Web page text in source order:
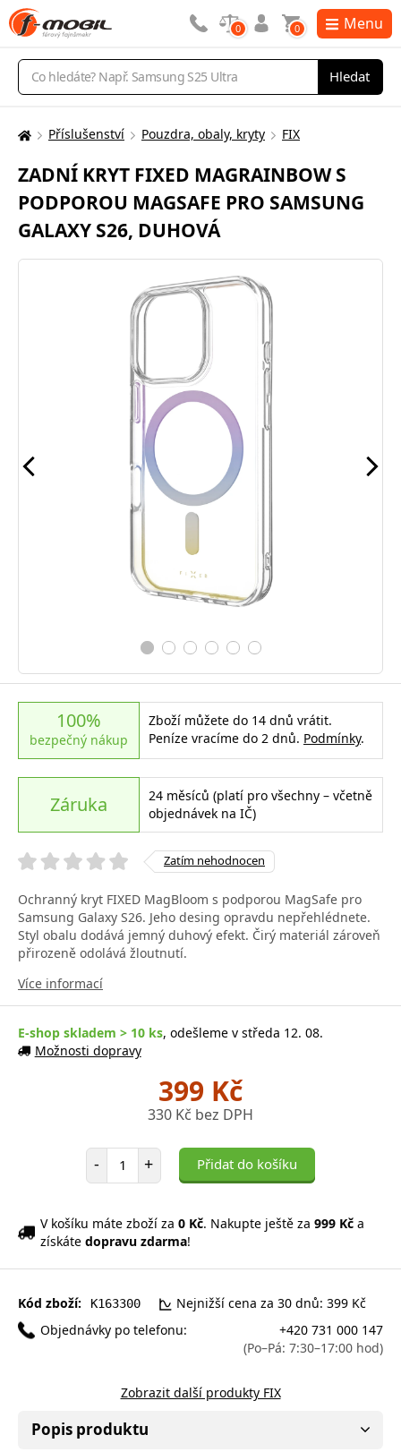
Vyhledávání
Hledat
0 0 Menu
Zde
nacházíte:
Příslušenství Pouzdra, obaly, kryty FIX
ZADNÍ KRYT FIXED MAGRAINBOW S
PODPOROU MAGSAFE PRO SAMSUNG
GALAXY S26, DUHOVÁ
100%
bezpečný nákup
Zboží můžete do 14 dnů vrátit.
Peníze vracíme do 2 dnů. Podmínky.
Záruka
24 měsíců (platí pro všechny – včetně
objednávek na IČ)
Zatím nehodnocen
Ochranný kryt FIXED MagBloom s podporou MagSafe pro
Samsung Galaxy S26. Jeho desing opravdu nepřehlédnete.
Styl obalu dodává jemný duhový efekt. Čirý materiál zároveň
přirozeně odolává žloutnutí.
Více informací
E-shop skladem > 10 ks, odešleme v středa 12. 08.
Možnosti dopravy
399 Kč
330 Kč bez DPH
- Počet položek
+ Přidat do košíku
V košíku máte zboží za 0 Kč. Nakupte ještě za 999 Kč a
získáte dopravu zdarma!
Kód zboží: K163300
Nejnižší cena za 30 dnů: 399 Kč
Objednávky po telefonu:
+420 731 000 147
(Po–Pá: 7:30–17:00 hod)
Zobrazit další produkty FIX
Popis produktu